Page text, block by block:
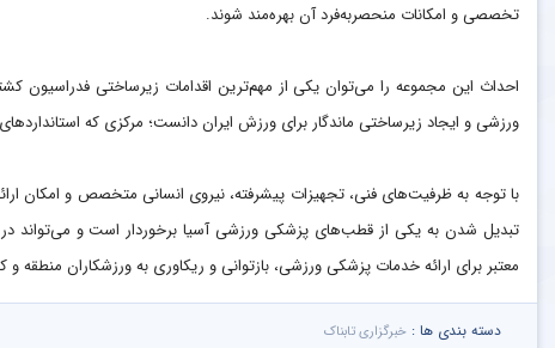
تخصصی و امکانات منحصربه‌فرد آن بهره‌مند شوند.
احداث این مجموعه را می‌توان یکی از مهم‌ترین اقدامات زیرساختی
ورزشی و ایجاد زیرساختی ماندگار برای ورزش ایران دانست؛ مرکزی که
با توجه به ظرفیت‌های فنی، تجهیزات پیشرفته، نیروی انسانی متخصص و امکان
تبدیل شدن به یکی از قطب‌های پزشکی ورزشی آسیا برخوردار است و می‌تواند در
معتبر برای ارائه خدمات پزشکی ورزشی، بازتوانی و ریکاوری به ورزشکاران
دسته بندی ها : خبرگزاری تابناک